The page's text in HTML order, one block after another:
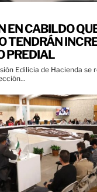
EN CABILDO
TENDRÁN
PREDIAL
Edilicia de Hacienda se